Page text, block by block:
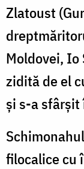
Zlatoust
Moldovei, Io
zidită de el
şi s-a sfârşit
filocalice cu